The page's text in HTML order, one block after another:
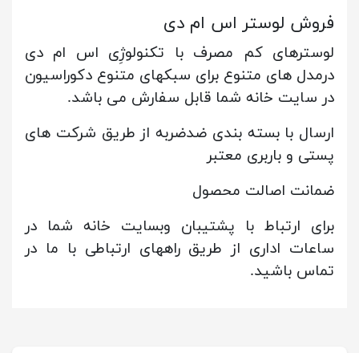
فروش لوستر اس ام دی
لوسترهای کم مصرف با تکنولوژِی اس ام دی
درمدل های متنوع برای سبکهای متنوع دکوراسیون
در سایت خانه شما قابل سفارش می باشد.
ارسال با بسته بندی ضدضربه از طریق شرکت های
پستی و باربری معتبر
ضمانت اصالت محصول
برای ارتباط با پشتیبان وبسایت خانه شما در
ساعات اداری از طریق راههای ارتباطی با ما در
تماس باشید.